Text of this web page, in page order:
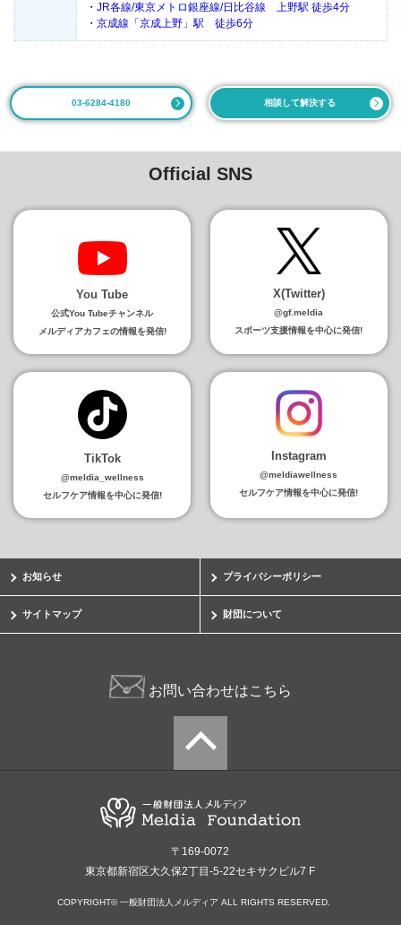
・ JR各線/東京メトロ銀座線/日比谷線 上野駅 徒歩4分
・ 京成線「京成上野」駅 徒歩6分
03-6284-4180 相談して解決する
Official SNS
You Tube
公式You Tubeチャンネル
メルディアカフェの情報を発信!
X(Twitter)
@gf.meldia
スポーツ支援情報を中心に発信!
TikTok
@meldia_wellness
セルフケア情報を中心に発信!
Instagram
@meldiawellness
セルフケア情報を中心に発信!
お知らせ プライバシーポリシー
サイトマップ 財団について
お問い合わせはこちら
〒169-0072
東京都新宿区大久保2丁目-5-22セキサクビル7 F
COPYRIGHT© 一般財団法人メルディア ALL RIGHTS RESERVED.